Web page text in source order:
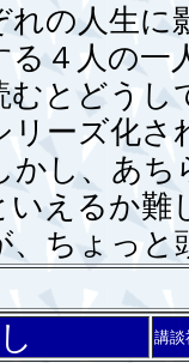
の人生に
る４人の一
とどうし
リーズ化
かし、あ
いえるか
、ちょっ
講談